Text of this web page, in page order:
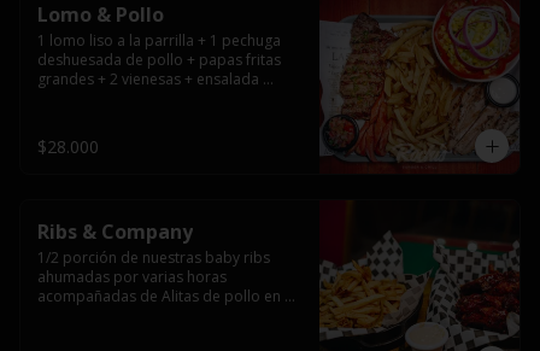
Lomo & Pollo
1 lomo liso a la parrilla + 1 pechuga
deshuesada de pollo + papas fritas
grandes + 2 vienesas + ensalada
$28.000
Ribs & Company
1/2 porción de nuestras baby ribs
ahumadas por varias horas
acompañadas de Alitas de pollo en